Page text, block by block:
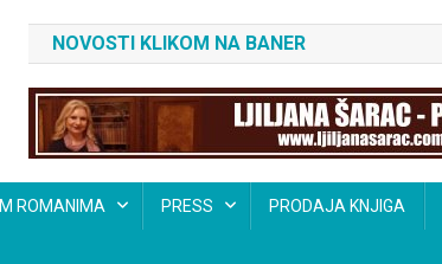
NOVOSTI KLIKOM NA BANER
ROMANIMA PRESS PRODAJA KNJIGA